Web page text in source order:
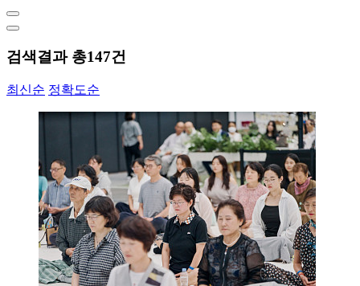
검색결과 총147건
최신순 정확도순